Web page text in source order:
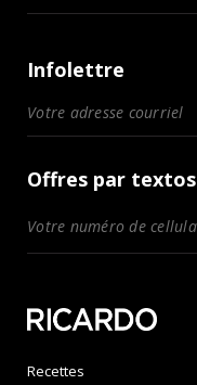
Infolettre
Offres par textos
Recettes